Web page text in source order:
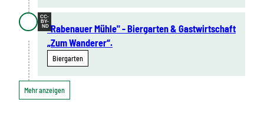
CC-
BY-
ND"Rabenauer Mühle" - Biergarten & Gastwirtschaft
„Zum Wanderer“.
Biergarten
Mehr anzeigen